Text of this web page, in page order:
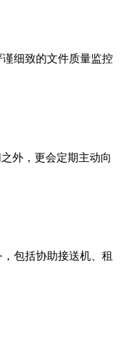
细致的文件质量监控
外，更会定期主动向
包括协助接送机、租